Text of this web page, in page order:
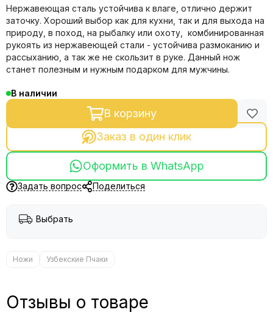
Нержавеющая сталь устойчива к влаге, отлично держит
заточку. Хороший выбор как для кухни, так и для выхода на
природу, в поход, на рыбалку или охоту, комбинированная
рукоять из нержавеющей стали - устойчива размоканию и
рассыханию, а так же не скользит в руке. Данный нож
станет полезным и нужным подарком для мужчины.
В наличии
В корзину
Заказ в один клик
Оформить в WhatsApp
Задать вопрос Поделиться
Выбрать
Ножи Узбекские Пчаки
Отзывы о товаре